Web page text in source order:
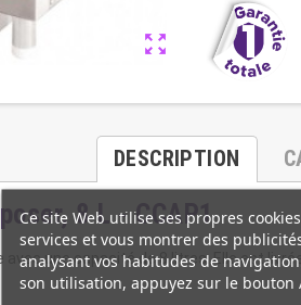
zoom_out_map
DESCRIPTION
8 L - CCAP1
une capacité de 8 litres. Elle est
Ce site Web utilise ses propres
services et vous montrer des
analysant vos habitudes de
son utilisation, appuyez sur le bouton